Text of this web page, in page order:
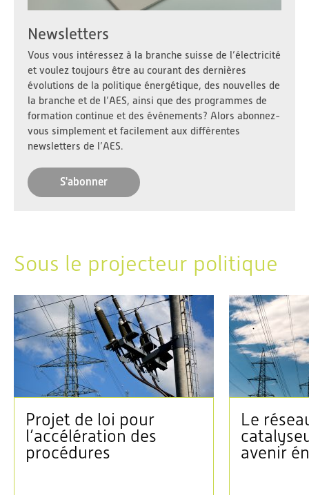
Newsletters
Vous vous intéressez à la branche suisse de l’électricité
et voulez toujours être au courant des dernières
évolutions de la politique énergétique, des nouvelles de
la branche et de l’AES, ainsi que des programmes de
formation continue et des événements? Alors abonnez-
vous simplement et facilement aux différentes
newsletters de l’AES.
S'abonner
Sous le projecteur politique
Projet de loi pour
l’accélération des
procédures
Le
avenir